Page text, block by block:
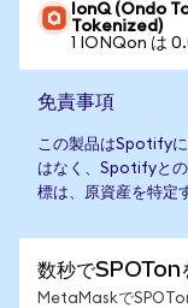
IonQ (Ondo
Tokenized)
1 IONQon は
免責事項
この製品はSpotify
はなく、Spotifyとの
標は、原資産を特定
数秒でSPOTon
MetaMaskで